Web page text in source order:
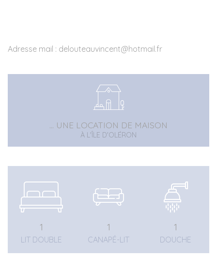
Adresse mail : delouteauvincent@hotmail.fr
... UNE LOCATION DE MAISON
À L'ÎLE D'OLÉRON
1
LIT DOUBLE
1
CANAPÉ-LIT
1
DOUCHE